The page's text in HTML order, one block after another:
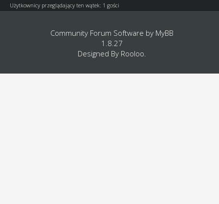
Użytkownicy przeglądający ten wątek: 1 gości
Community Forum Software by MyBB
1.8.27
Designed By Rooloo